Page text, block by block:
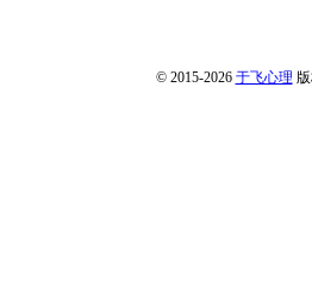
© 2015-2026 于飞心理